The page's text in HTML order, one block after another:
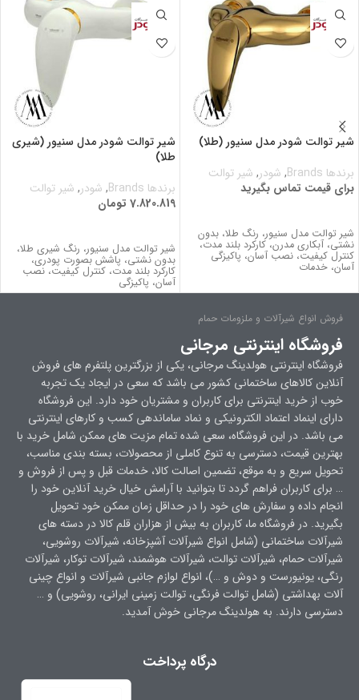
شیر توالت شودر مدل سنیور (طلا)
برندها Brands
, شودر, شیر توالت
برای قیمت تماس بگیرید
شیر توالت مدل سنیور، رنگ طلا، بدون
نشتي، آبکاری مدرن، کارکرد بلند مدت،
كنترل كيفيت، نصب آسان، پاکیزگی
آسان، خدمات
شیر توالت شودر مدل سنیور (شیری
طلا)
برندها Brands
, شودر, شیر توالت
7.820.819 تومان
شیر توالت مدل سنیور، رنگ شیری طلا،
بدون نشتي، پاشش بصورت پودری،
کارکرد بلند مدت، كنترل كيفيت، نصب
آسان، پاکیزگی
فروش انواع شیرآلات و ملزومات حمام
فروشگاه اینترنتی مرجانی
فروشگاه اینترنتی هولدینگ مرجانی، یکی از بزرگترین پلتفرم های فروش
آنلاین کالاهای ساختمانی کشور می باشد که سعی در ایجاد یک تجربه
خوب از خرید اینترنتی برای کاربران و مشتریان خود دارد. این فروشگاه
دارای اینماد اعتماد الکترونیکی و نماد ساماندهی کسب و کارهای اینترنتی
می باشد. در این فروشگاه، سعی شده تمام مزیت های ممکن شامل خرید با
بهترین قیمت، دسترسی به تنوع کاملی از محصولات، بسته بندی مناسب،
تحویل سریع و به موقع، تضمین اصالت کالا، خدمات قبل و پس از فروش و
… برای کاربران فراهم گردد تا بتوانید با آرامش خیال خرید آنلاین خود را
انجام داده و سفارش های خود را در حداقل زمان ممکن خود تحویل
بگیرید. در فروشگاه ما، کاربران به بیش از هزاران قلم کالا در دسته های
شیرآلات ساختمانی (شامل انواع شیرآلات آشپزخانه، شیرآلات روشویی،
شیرآلات حمام، شیرآلات توالت، شیرآلات هوشمند، شیرآلات توکار، شیرآلات
رنگی، یونیورست و دوش و …)، انواع لوازم جانبی شیرآلات و انواع چینی
آلات بهداشتی (شامل توالت فرنگی، توالت زمینی ایرانی، روشویی) و …
دسترسی دارند. به هولدینگ مرجانی خوش آمدید.
درگاه پرداخت